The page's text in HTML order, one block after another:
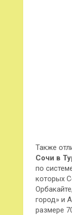
Также
Сочи в
по
которых
город» и
размере